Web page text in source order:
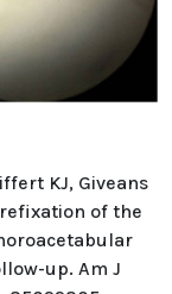
KJ, Giveans
of the
up. Am J